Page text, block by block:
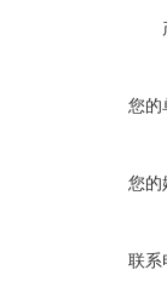
您的
您的
联系